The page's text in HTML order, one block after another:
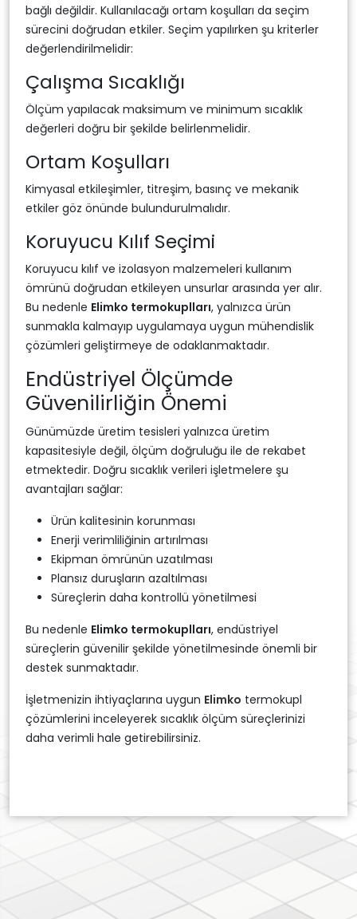
bağlı değildir. Kullanılacağı ortam koşulları da seçim
sürecini doğrudan etkiler. Seçim yapılırken şu kriterler
değerlendirilmelidir:
Çalışma Sıcaklığı
Ölçüm yapılacak maksimum ve minimum sıcaklık
değerleri doğru bir şekilde belirlenmelidir.
Ortam Koşulları
Kimyasal etkileşimler, titreşim, basınç ve mekanik
etkiler göz önünde bulundurulmalıdır.
Koruyucu Kılıf Seçimi
Koruyucu kılıf ve izolasyon malzemeleri kullanım
ömrünü doğrudan etkileyen unsurlar arasında yer alır.
Bu nedenle Elimko termokuplları, yalnızca ürün
sunmakla kalmayıp uygulamaya uygun mühendislik
çözümleri geliştirmeye de odaklanmaktadır.
Endüstriyel Ölçümde
Güvenilirliğin Önemi
Günümüzde üretim tesisleri yalnızca üretim
kapasitesiyle değil, ölçüm doğruluğu ile de rekabet
etmektedir. Doğru sıcaklık verileri işletmelere şu
avantajları sağlar:
Ürün kalitesinin korunması
Enerji verimliliğinin artırılması
Ekipman ömrünün uzatılması
Plansız duruşların azaltılması
Süreçlerin daha kontrollü yönetilmesi
Bu nedenle Elimko termokuplları, endüstriyel
süreçlerin güvenilir şekilde yönetilmesinde önemli bir
destek sunmaktadır.
İşletmenizin ihtiyaçlarına uygun Elimko termokupl
çözümlerini inceleyerek sıcaklık ölçüm süreçlerinizi
daha verimli hale getirebilirsiniz.